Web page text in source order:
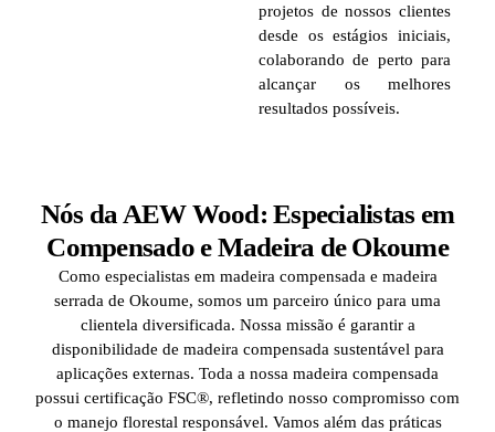
projetos de nossos clientes
desde os estágios iniciais,
colaborando de perto para
alcançar os melhores
resultados possíveis.
Nós da AEW Wood: Especialistas em
Compensado e Madeira de Okoume
Como especialistas em madeira compensada e madeira
serrada de Okoume, somos um parceiro único para uma
clientela diversificada. Nossa missão é garantir a
disponibilidade de madeira compensada sustentável para
aplicações externas. Toda a nossa madeira compensada
possui certificação FSC®, refletindo nosso compromisso com
o manejo florestal responsável. Vamos além das práticas